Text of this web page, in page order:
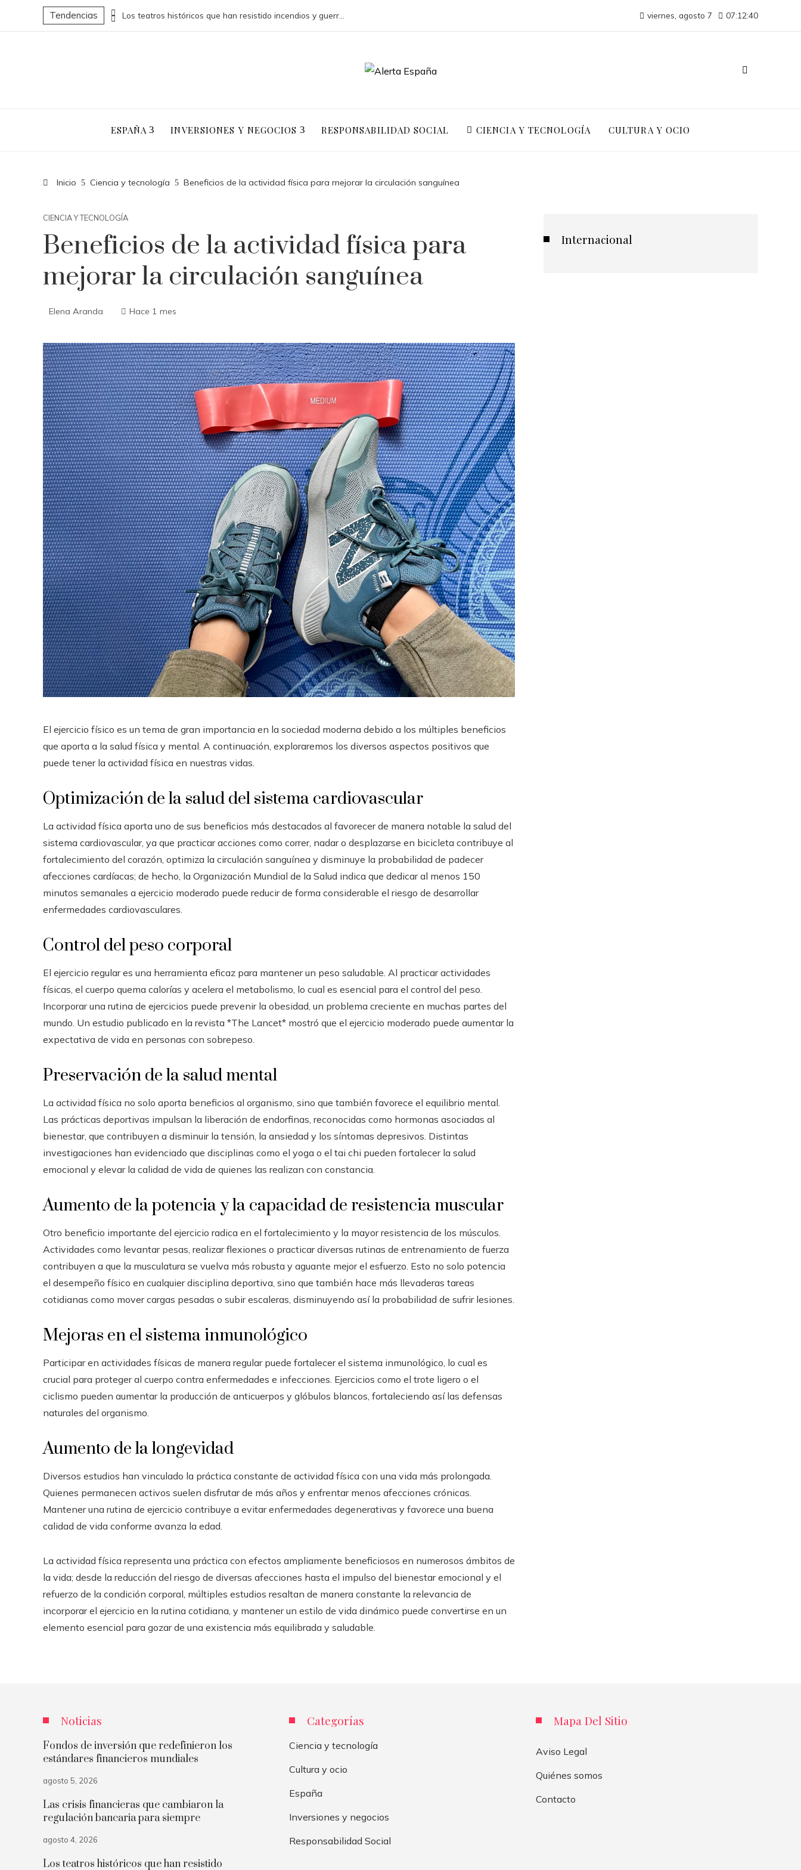
Tendencias Porcelanosa impulsa soluciones arquitectónicas desde la Comunidad Valenciana viernes, agosto 7 07:12:41
ESPAÑA INVERSIONES Y NEGOCIOS RESPONSABILIDAD SOCIAL CIENCIA Y TECNOLOGÍA CULTURA Y OCIO
Inicio Ciencia y tecnología Beneficios de la actividad física para mejorar la circulación sanguínea
CIENCIA Y TECNOLOGÍA
Beneficios de la actividad física para
mejorar la circulación sanguínea
Elena Aranda Hace 1 mes
El ejercicio físico es un tema de gran importancia en la sociedad moderna debido a los múltiples beneficios
que aporta a la salud física y mental. A continuación, exploraremos los diversos aspectos positivos que
puede tener la actividad física en nuestras vidas.
Optimización de la salud del sistema cardiovascular
La actividad física aporta uno de sus beneficios más destacados al favorecer de manera notable la salud del
sistema cardiovascular, ya que practicar acciones como correr, nadar o desplazarse en bicicleta contribuye al
fortalecimiento del corazón, optimiza la circulación sanguínea y disminuye la probabilidad de padecer
afecciones cardíacas; de hecho, la Organización Mundial de la Salud indica que dedicar al menos 150
minutos semanales a ejercicio moderado puede reducir de forma considerable el riesgo de desarrollar
enfermedades cardiovasculares.
Control del peso corporal
El ejercicio regular es una herramienta eficaz para mantener un peso saludable. Al practicar actividades
físicas, el cuerpo quema calorías y acelera el metabolismo, lo cual es esencial para el control del peso.
Incorporar una rutina de ejercicios puede prevenir la obesidad, un problema creciente en muchas partes del
mundo. Un estudio publicado en la revista *The Lancet* mostró que el ejercicio moderado puede aumentar la
expectativa de vida en personas con sobrepeso.
Preservación de la salud mental
La actividad física no solo aporta beneficios al organismo, sino que también favorece el equilibrio mental.
Las prácticas deportivas impulsan la liberación de endorfinas, reconocidas como hormonas asociadas al
bienestar, que contribuyen a disminuir la tensión, la ansiedad y los síntomas depresivos. Distintas
investigaciones han evidenciado que disciplinas como el yoga o el tai chi pueden fortalecer la salud
emocional y elevar la calidad de vida de quienes las realizan con constancia.
Aumento de la potencia y la capacidad de resistencia muscular
Otro beneficio importante del ejercicio radica en el fortalecimiento y la mayor resistencia de los músculos.
Actividades como levantar pesas, realizar flexiones o practicar diversas rutinas de entrenamiento de fuerza
contribuyen a que la musculatura se vuelva más robusta y aguante mejor el esfuerzo. Esto no solo potencia
el desempeño físico en cualquier disciplina deportiva, sino que también hace más llevaderas tareas
cotidianas como mover cargas pesadas o subir escaleras, disminuyendo así la probabilidad de sufrir lesiones.
Mejoras en el sistema inmunológico
Participar en actividades físicas de manera regular puede fortalecer el sistema inmunológico, lo cual es
crucial para proteger al cuerpo contra enfermedades e infecciones. Ejercicios como el trote ligero o el
ciclismo pueden aumentar la producción de anticuerpos y glóbulos blancos, fortaleciendo así las defensas
naturales del organismo.
Aumento de la longevidad
Diversos estudios han vinculado la práctica constante de actividad física con una vida más prolongada.
Quienes permanecen activos suelen disfrutar de más años y enfrentar menos afecciones crónicas.
Mantener una rutina de ejercicio contribuye a evitar enfermedades degenerativas y favorece una buena
calidad de vida conforme avanza la edad.
La actividad física representa una práctica con efectos ampliamente beneficiosos en numerosos ámbitos de
la vida; desde la reducción del riesgo de diversas afecciones hasta el impulso del bienestar emocional y el
refuerzo de la condición corporal, múltiples estudios resaltan de manera constante la relevancia de
incorporar el ejercicio en la rutina cotidiana, y mantener un estilo de vida dinámico puede convertirse en un
elemento esencial para gozar de una existencia más equilibrada y saludable.
Internacional
Noticias
Fondos de inversión que redefinieron los
estándares financieros mundiales
agosto 5, 2026
Las crisis financieras que cambiaron la
regulación bancaria para siempre
agosto 4, 2026
Los teatros históricos que han resistido
Categorías
Ciencia y tecnología
Cultura y ocio
España
Inversiones y negocios
Responsabilidad Social
Mapa Del Sitio
Aviso Legal
Quiénes somos
Contacto